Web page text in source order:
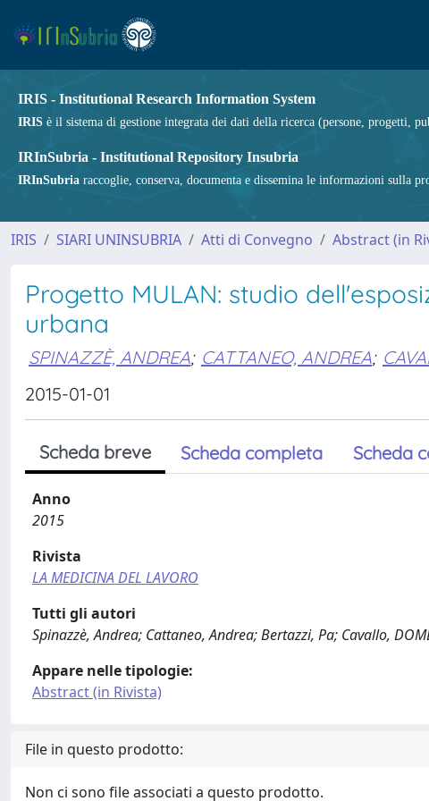
IRIS - Institutional Research Information System
IRIS è il sistema di gestione integrata dei dati della ricerca (persone, progetti,
IRInSubria - Institutional Repository Insubria
IRInSubria raccoglie, conserva, documenta e dissemina le informazioni sulla
IRIS SIARI UNINSUBRIA Atti di Convegno Abstract (in
Progetto MULAN: studio
urbana
SPINAZZÈ, ANDREA; CATTANEO, ANDREA;
2015-01-01
Scheda breve Scheda completa Scheda
Anno
2015
Rivista
LA MEDICINA DEL LAVORO
Tutti gli autori
Spinazzè, Andrea; Cattaneo, Andrea; Bertazzi, Pa; Cavallo,
Appare nelle tipologie:
Abstract (in Rivista)
File in questo prodotto:
Non ci sono file associati a questo prodotto.